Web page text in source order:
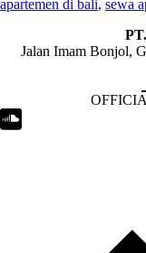
apartemen di bali, sewa
Jalan Imam Bonjol,